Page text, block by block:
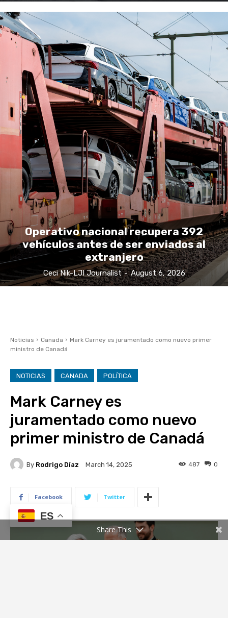
Operativo nacional recupera 392
vehículos antes de ser enviados al
extranjero
Ceci Nik-LJI Journalist - August 6, 2026
ES
Share This